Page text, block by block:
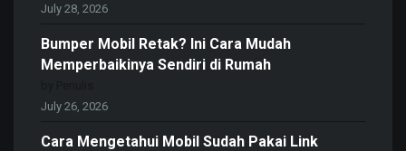
July 28, 2026
Bumper Mobil Retak? Ini Cara Mudah
Memperbaikinya Sendiri di Rumah
July 26, 2026
Cara Mengetahui Mobil Sudah Pakai Link